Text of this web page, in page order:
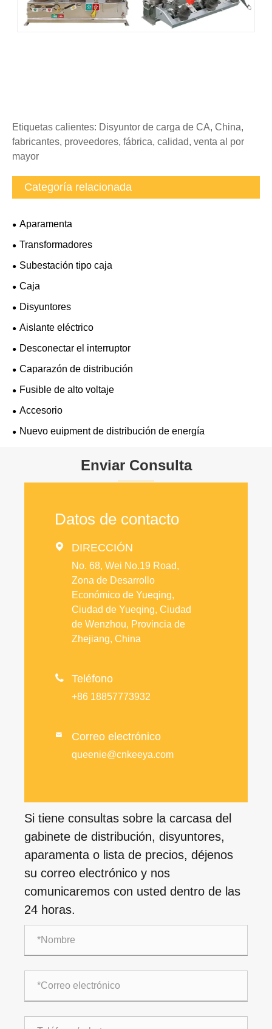
Etiquetas calientes: Disyuntor de carga de CA, China,
fabricantes, proveedores, fábrica, calidad, venta al por
mayor
Categoría relacionada
Aparamenta
Transformadores
Subestación tipo caja
Caja
Disyuntores
Aislante eléctrico
Desconectar el interruptor
Caparazón de distribución
Fusible de alto voltaje
Accesorio
Nuevo euipment de distribución de energía
Enviar Consulta
Datos de contacto
 DIRECCIÓN
No. 68, Wei No.19 Road,
Zona de Desarrollo
Económico de Yueqing,
Ciudad de Yueqing, Ciudad
de Wenzhou, Provincia de
Zhejiang, China
 Teléfono
+86 18857773932
 Correo electrónico
queenie@cnkeeya.com
Si tiene consultas sobre la carcasa del
gabinete de distribución, disyuntores,
aparamenta o lista de precios, déjenos
su correo electrónico y nos
comunicaremos con usted dentro de las
24 horas.